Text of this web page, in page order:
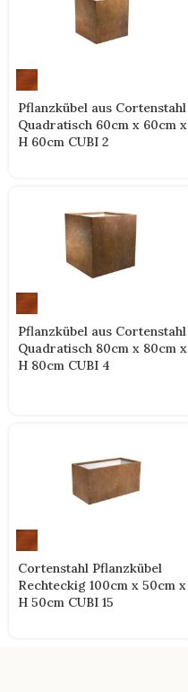
Pflanzkübel aus Cortenstahl
Quadratisch 60cm x 60cm x
H 60cm CUBI 2
Pflanzkübel aus Cortenstahl
Quadratisch 80cm x 80cm x
H 80cm CUBI 4
Cortenstahl Pflanzkübel
Rechteckig 100cm x 50cm x
H 50cm CUBI 15